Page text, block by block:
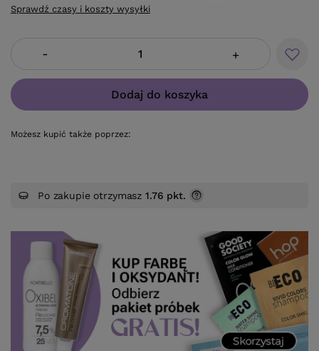
- +
Dodaj do koszyka
Możesz kupić także poprzez:
Sprawdź czasy i koszty wysyłki
Po zakupie otrzymasz1.76 pkt.